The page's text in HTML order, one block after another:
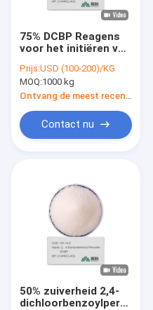
75% DCBP Reagens
voor het initiëren van
reacties
Prijs:USD (100-200)/KG
MOQ:1000 kg
Contact nu
50% zuiverheid 2,4-
dichloorbenzoylperoxide